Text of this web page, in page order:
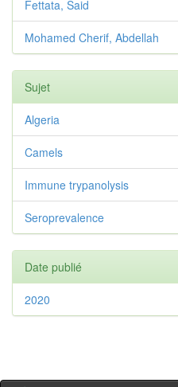
Fettata, Said
Mohamed Cherif, Abdellah
Sujet
Algeria
Camels
Immune trypanolysis
Seroprevalence
Date publié
2020